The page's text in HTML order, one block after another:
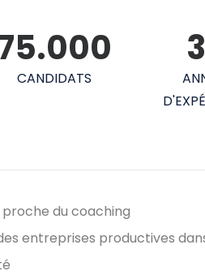
CANDIDATS
du coaching
entreprises productives